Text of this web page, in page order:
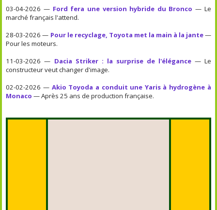
03-04-2026 — Ford fera une version hybride du Bronco — Le
marché français l'attend.
28-03-2026 — Pour le recyclage, Toyota met la main à la jante—
Pour les moteurs.
11-03-2026 — Dacia Striker : la surprise de l'élégance— Le
constructeur veut changer d'image.
02-02-2026 — Akio Toyoda a conduit une Yaris à hydrogène à
Monaco — Après 25 ans de production française.